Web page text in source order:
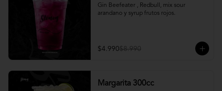
Gin Beefeater , Redbull, mix sour
arandano y syrup frutos rojos.
$4.990$8.990
Margarita 300cc